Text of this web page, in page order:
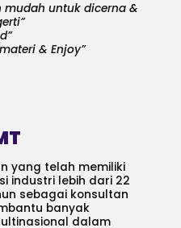
mudah untuk dicerna &
& Enjoy”
yang telah memiliki
industri lebih dari 22
sebagai konsultan
banyak
dalam